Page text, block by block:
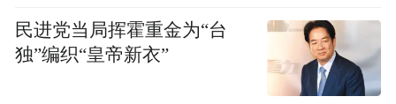
新型冠状病毒感染的肺炎疫情发生以来，湖
北省佛教协会会长正慈法师多方协调，呼吁
社会各界支援湖北疫情防控工作。经中国佛
民进党当局挥霍重金为“台
独”编织“皇帝新衣”